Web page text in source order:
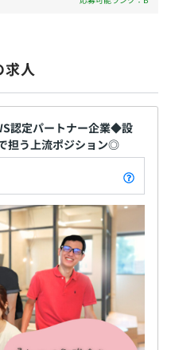
あり）
た部分および深夜／休
な違いです。 ■安
は、必ず不確実性が伴
業月平均約
充実 ・待機時の給与保
によるリスクを個人
みです。 だからこそ、
領域に踏み出すことが
ではありません。 ・
工程を広げられること
です。 その結果
しながら、将来的な市
ことが可能になります。
求人
認定パートナー企業◆設
担う上流ポジション◎